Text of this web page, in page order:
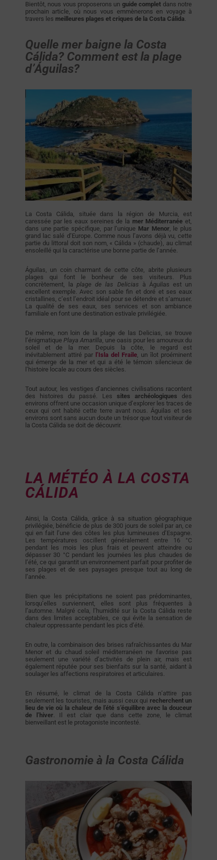
Bientôt, nous vous proposerons un guide complet dans notre
prochain article, où nous vous emmènerons en voyage à
travers les meilleures plages et criques de la Costa Cálida.
Quelle mer baigne la Costa
Cálida? Comment est la plage
d’Águilas?
La Costa Cálida, située dans la région de Murcia, est
caressée par les eaux sereines de la mer Méditerranée et,
dans une partie spécifique, par l’unique Mar Menor, le plus
grand lac salé d’Europe. Comme nous l’avons déjà vu, cette
partie du littoral doit son nom, « Cálida » (chaude), au climat
ensoleillé qui la caractérise une bonne partie de l’année.
Águilas, un coin charmant de cette côte, abrite plusieurs
plages qui font le bonheur de ses visiteurs. Plus
concrètement, la plage de las Delicias à Águilas est un
excellent exemple. Avec son sable fin et doré et ses eaux
cristallines, c’est l’endroit idéal pour se détendre et s’amuser.
La qualité de ses eaux, ses services et son ambiance
familiale en font une destination estivale privilégiée.
De même, non loin de la plage de las Delicias, se trouve
l’énigmatique Playa Amarilla, une oasis pour les amoureux du
soleil et de la mer. Depuis la côte, le regard est
inévitablement attiré parl’Isla del Fraile, un îlot proéminent
qui émerge de la mer et qui a été le témoin silencieux de
l’histoire locale au cours des siècles.
Tout autour, les vestiges d’anciennes civilisations racontent
des histoires du passé. Les sites archéologiques des
environs offrent une occasion unique d’explorer les traces de
ceux qui ont habité cette terre avant nous. Águilas et ses
environs sont sans aucun doute un trésor que tout visiteur de
la Costa Cálida se doit de découvrir.
LA MÉTÉO À LA COSTA
CÁLIDA
Ainsi, la Costa Cálida, grâce à sa situation géographique
privilégiée, bénéficie de plus de 300 jours de soleil par an, ce
qui en fait l’une des côtes les plus lumineuses d’Espagne.
Les températures oscillent généralement entre 16 °C
pendant les mois les plus frais et peuvent atteindre ou
dépasser 30 °C pendant les journées les plus chaudes de
l’été, ce qui garantit un environnement parfait pour profiter de
ses plages et de ses paysages presque tout au long de
l’année.
Bien que les précipitations ne soient pas prédominantes,
lorsqu’elles surviennent, elles sont plus fréquentes à
l’automne. Malgré cela, l’humidité sur la Costa Cálida reste
dans des limites acceptables, ce qui évite la sensation de
chaleur oppressante pendant les pics d’été.
En outre, la combinaison des brises rafraîchissantes du Mar
Menor et du chaud soleil méditerranéen ne favorise pas
seulement une variété d’activités de plein air, mais est
également réputée pour ses bienfaits sur la santé, aidant à
soulager les affections respiratoires et articulaires.
En résumé, le climat de la Costa Cálida n’attire pas
seulement les touristes, mais aussi ceux qui recherchent un
lieu de vie où la chaleur de l’été s’équilibre avec la douceur
de l’hiver. Il est clair que dans cette zone, le climat
bienveillant est le protagoniste incontesté.
Gastronomie à la Costa Cálida